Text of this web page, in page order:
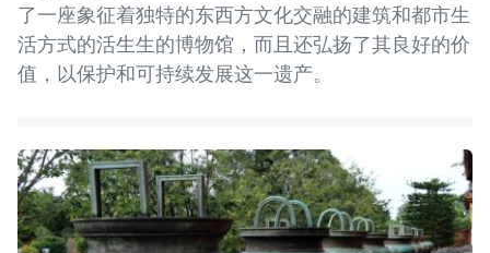
了一座象征着独特的东西方文化交融的建筑和都市生
活方式的活生生的博物馆，而且还弘扬了其良好的价
值，以保护和可持续发展这一遗产。